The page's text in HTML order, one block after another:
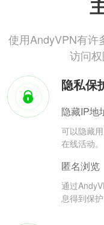
使用AndyVPN有许
访问
隐私保
隐藏IP地
可以隐藏
在线活动。
匿名浏览
通过
息得到保护